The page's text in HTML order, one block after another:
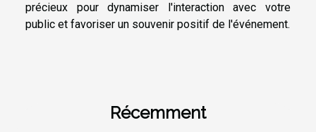
précieux pour dynamiser l'interaction avec votre
public et favoriser un souvenir positif de l'événement.
Récemment